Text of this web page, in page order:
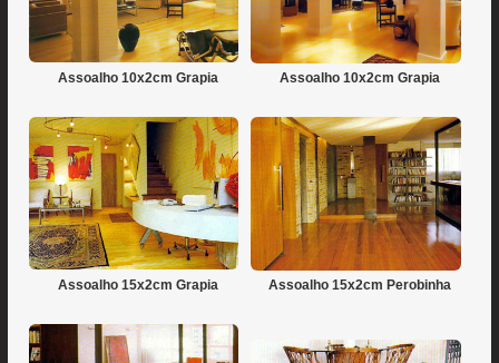
Assoalho 10x2cm Grapia Assoalho 10x2cm Grapia
Assoalho 15x2cm Grapia Assoalho 15x2cm Perobinha